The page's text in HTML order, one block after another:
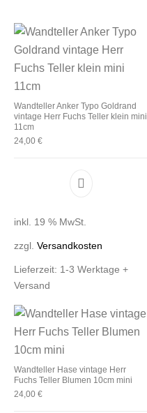
Wandteller Anker Typo Goldrand
vintage Herr Fuchs Teller klein mini
11cm
24,00€
inkl. 19 % MwSt.
zzgl.Versandkosten
Lieferzeit: 1-3 Werktage +
Versand
Wandteller Hase vintage Herr
Fuchs Teller Blumen 10cm mini
24,00€